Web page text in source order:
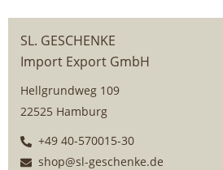
SL. GESCHENKE
Import Export GmbH
Hellgrundweg 109
22525 Hamburg
+49 40-570015-30
shop@sl-geschenke.de